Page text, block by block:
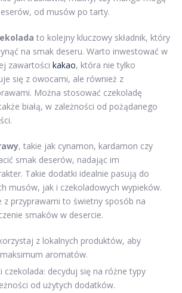
od musów po tarty.
to kolejny kluczowy składnik, który
na smak deseru. Warto inwestować w
zawartości kakao, która nie tylko
się z owocami, ale również z
Można stosować czekoladę
białą, w zależności od pożądanego
, takie jak cynamon, kardamon czy
smak deserów, nadając im
Takie dodatki idealnie pasują do
musów, jak i czekoladowych wypieków.
z przyprawami to świetny sposób na
smaków w desercie.
z lokalnych produktów, aby
aromatów.
czekolada: decyduj się na różne typy
od użytych dodatków.